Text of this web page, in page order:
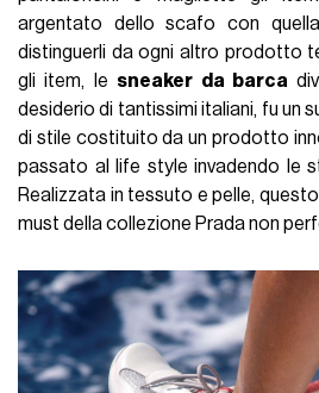
argentato dello scafo con
distinguerli da ogni altro prodotto
gli item, le sneaker da barca
desiderio di tantissimi italiani, fu un
di stile costituito da un prodotto
passato al life style invadendo le
Realizzata in tessuto e pelle,
must della collezione Prada non